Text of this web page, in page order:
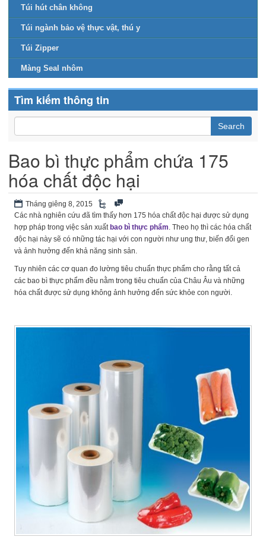
Túi hút chân không
Túi ngành bảo vệ thực vật, thú y
Túi Zipper
Màng Seal nhôm
Tìm kiếm thông tin
Bao bì thực phẩm chứa 175
hóa chất độc hại
Tháng giêng 8, 2015
Các nhà nghiên cứu đã tìm thấy hơn 175 hóa chất độc hại được sử dụng
hợp pháp trong việc sản xuất bao bì thực phẩm. Theo họ thì các hóa chất
độc hại này sẽ có những tác hại với con người như ung thư, biến đổi gen
và ảnh hưởng đến khả năng sinh sản.
Tuy nhiên các cơ quan đo lường tiêu chuẩn thực phẩm cho rằng tất cả
các bao bì thực phẩm đều nằm trong tiêu chuẩn của Châu Âu và những
hóa chất được sử dụng không ảnh hưởng đến sức khỏe con người.